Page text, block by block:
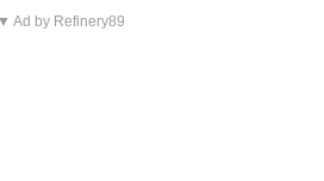
▼ Ad by Refinery89